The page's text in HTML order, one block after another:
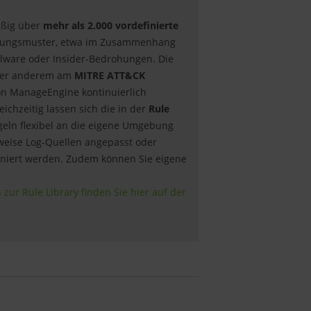
über mehr als 2.000 vordefinierte
etwa im Zusammenhang
oder Insider-Bedrohungen. Die
anderem am MITRE ATT&CK
ManageEngine kontinuierlich
lassen sich die in der Rule
flexibel an die eigene Umgebung
Log-Quellen angepasst oder
werden. Zudem können Sie eigene
Rule Library finden Sie hier auf der